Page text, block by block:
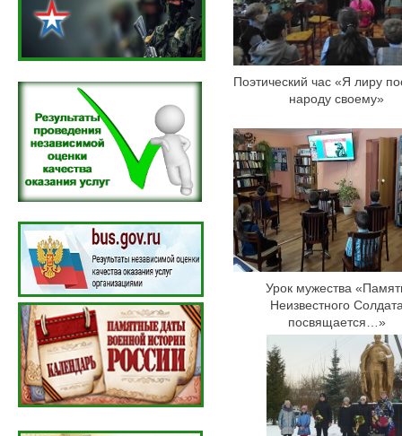
Поэтический час «Я лиру
народу своему»
Урок мужества
Неизвестного
посвящается…»